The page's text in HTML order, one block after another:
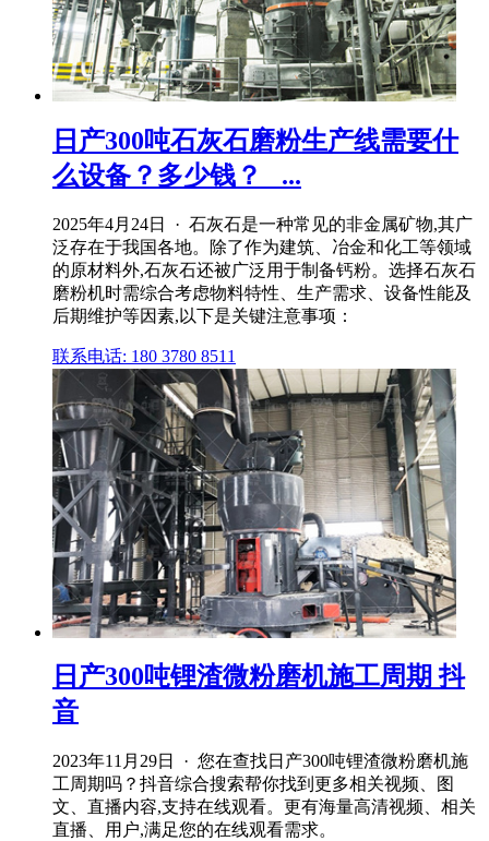
日产300吨石灰石磨粉生产线需要什
么设备？多少钱？_ ...
2025年4月24日 · 石灰石是一种常见的非金属矿物,其广
泛存在于我国各地。除了作为建筑、冶金和化工等领域
的原材料外,石灰石还被广泛用于制备钙粉。选择石灰石
磨粉机时需综合考虑物料特性、生产需求、设备性能及
后期维护等因素,以下是关键注意事项：
联系电话: 180 3780 8511
日产300吨锂渣微粉磨机施工周期 抖
音
2023年11月29日 · 您在查找日产300吨锂渣微粉磨机施
工周期吗？抖音综合搜索帮你找到更多相关视频、图
文、直播内容,支持在线观看。更有海量高清视频、相关
直播、用户,满足您的在线观看需求。